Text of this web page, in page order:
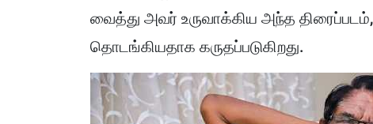
வைத்து அவர் உருவாக்கிய அந்த திரைப்படம்,
தொடங்கியதாக கருதப்படுகிறது.